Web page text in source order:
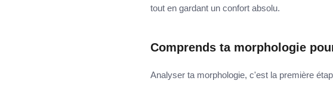
tout en gardant un confort absolu.
Comprends ta morphologie
Analyser ta morphologie, c'est la première